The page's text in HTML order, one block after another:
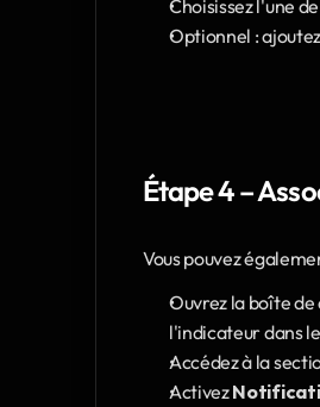
Choisissez l'une
Optionnel :
Étape 4 –
Vous pouvez
Ouvrez la boîte de
l'indicateur dans
Accédez à la
Activez